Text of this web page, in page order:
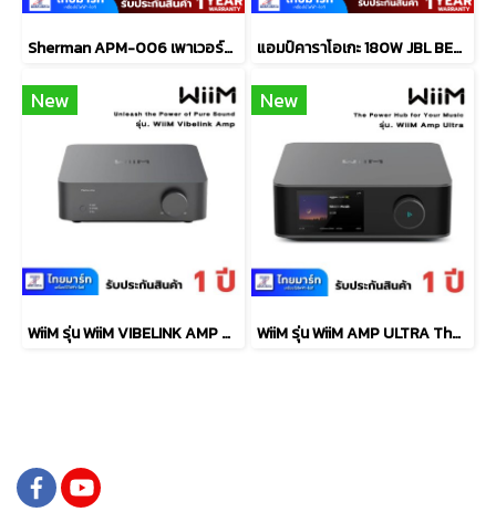
Sherman APM-006 เพาเวอร์มิกเซอร์ 1000 วัตต์ 6CH แอมป์คาราโอเกะ 180W JBL BEYOND1
New
WiiM รุ่น WiiM VIBELINK AMP Unleash the Power of Pure Sound
New
WiiM รุ่น WiiM AMP ULTRA The Power Hub for Your Music